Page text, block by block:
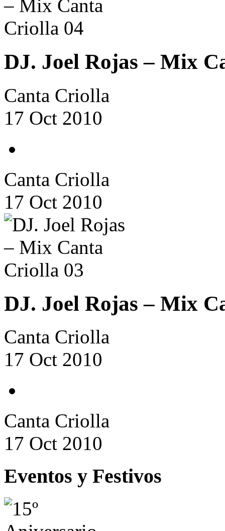
DJ. Joel Rojas – Mix
Canta Criolla
17 Oct 2010
Canta Criolla
17 Oct 2010
DJ. Joel Rojas – Mix
Canta Criolla
17 Oct 2010
Canta Criolla
17 Oct 2010
Eventos y Festivos